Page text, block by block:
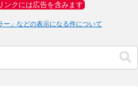
ンクには広告を含みます
ー」などの表示になる件について